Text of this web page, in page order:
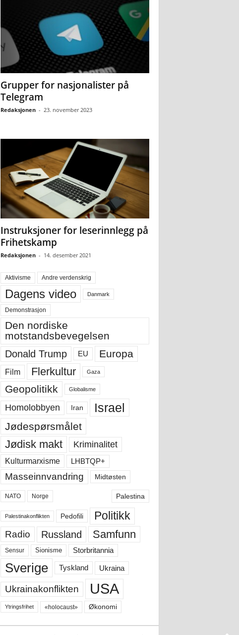
Grupper for nasjonalister på
Telegram
Redaksjonen - 23. november 2023
Instruksjoner for leserinnlegg på
Frihetskamp
Redaksjonen - 14. desember 2021
Aktivisme Andre verdenskrig
Dagens video Danmark
Demonstrasjon
Den nordiske
motstandsbevegelsen
Donald Trump EU Europa
Film Flerkultur Gaza
Geopolitikk Globalisme
Homolobbyen Iran Israel
Jødespørsmålet
Jødisk makt Kriminalitet
Kulturmarxisme LHBTQP+
Masseinnvandring Midtøsten
NATO Norge Palestina
Palestinakonflikten Pedofili Politikk
Radio Russland Samfunn
Sensur Sionisme Storbritannia
Sverige Tyskland Ukraina
Ukrainakonflikten USA
Ytringsfrihet «holocaust» Økonomi